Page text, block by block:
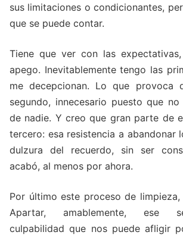
sus limitaciones o condicionantes,
que se puede contar.
Tiene que ver con las
apego. Inevitablemente tengo las
me decepcionan. Lo que provoca
segundo, innecesario puesto que
de nadie. Y creo que gran parte de
tercero: esa resistencia a abandonar
dulzura del recuerdo, sin ser
acabó, al menos por ahora.
Por último este proceso de
Apartar, amablemente, ese
culpabilidad que nos puede afligir